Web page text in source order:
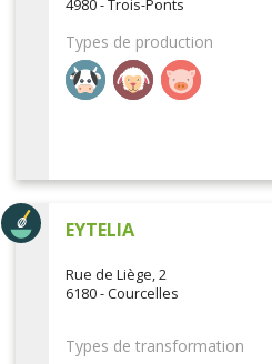
4980 - Trois-Ponts
Types de production
EYTELIA
Rue de Liège, 2
6180 - Courcelles
Types de transformation